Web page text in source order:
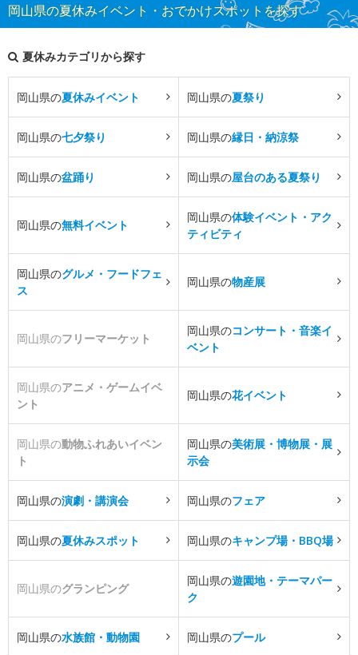
岡山県の夏休みイベント・おでかけスポットを探す
夏休みカテゴリから探す
岡山県の夏休みイベント 岡山県の夏祭り
岡山県の七夕祭り 岡山県の縁日・納涼祭
岡山県の盆踊り 岡山県の屋台のある夏祭り
岡山県の無料イベント
岡山県の体験イベント・アク
ティビティ
岡山県のグルメ・フードフェ
ス
岡山県の物産展
岡山県のフリーマーケット
岡山県のコンサート・音楽イ
ベント
岡山県のアニメ・ゲームイベ
ント
岡山県の花イベント
岡山県の動物ふれあいイベン
ト
岡山県の美術展・博物展・展
示会
岡山県の演劇・講演会 岡山県のフェア
岡山県の夏休みスポット 岡山県のキャンプ場・BBQ場
岡山県のグランピング
岡山県の遊園地・テーマパー
ク
岡山県の水族館・動物園 岡山県のプール